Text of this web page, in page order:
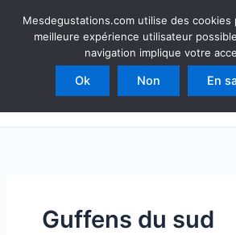
Mesdegustations
Dégustations, accords & autour du vin
Rechercher
Guffens du sud
Mesdegustations.com utilise des cookies
meilleure expérience utilisateur
navigation implique votre
Ok Non En